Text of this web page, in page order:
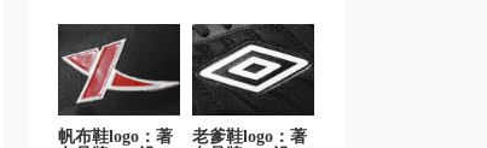
帆布鞋logo：著
老爹鞋logo：著